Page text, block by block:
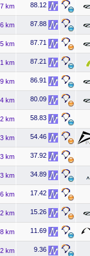
km 88.12
km 87.88
km 87.71
km 87.21
km 86.91
km 80.09
km 58.83
km 54.46
km 37.92
km 34.89
km 17.42
km 15.26
km 11.69
km 9.36